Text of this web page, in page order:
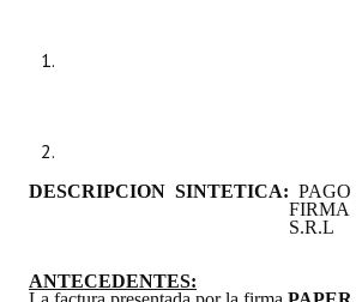
Programas
Carta Orgánica 2007
DESCRIPCION SINTETICA:
S.R.L
ANTECEDENTES: